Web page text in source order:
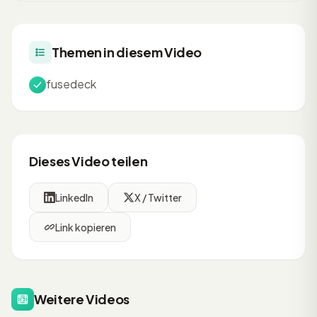
Themen in diesem Video
fusedeck
Dieses Video teilen
LinkedIn X / Twitter
Link kopieren
Weitere Videos